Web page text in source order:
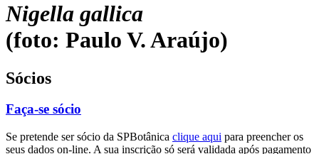
Nigella gallica
(foto: Paulo V. Araújo)
Sócios
Faça-se sócio
Se pretende ser sócio da SPBotânica clique aqui para preencher os
seus dados on-line. A sua inscrição só será validada após pagamento